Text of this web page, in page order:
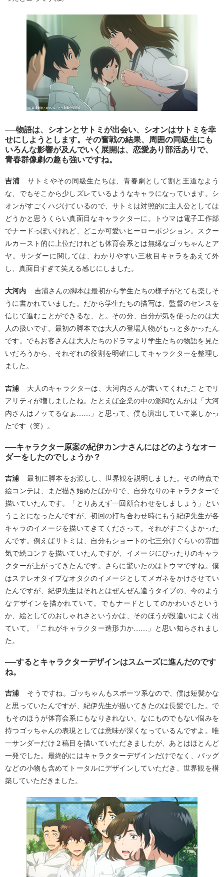
──物語は、シオンとサトミが出会い、シオンはサトミを幸
せにしようとします。その奮戦の結果、周囲の同級生にも
いろんな影響が及んでいく展開は、恋愛あり部活ありで、
青春群像劇の趣も強いですね。
吉浦
サトミやその同級生たちは、青春劇として割と王道なよう
な、でもそこから少しズレているようなキャラになっています。シ
オンがすごくハジけているので、サトミは対照的に主人公としては
どうかと思うくらい真面目なキャラクターに。トウマは電子工作部
でナードっぽいけれど、どこか可愛いヒーローポジション。スクー
ルカースト的に上位だけれども体育会系とは無縁なゴッちゃんとア
ヤ。サンダーに関しては、わかりやすい三枚目キャラをあえて外
し、真面目すぎて笑える感じにしました。
大河内
吉浦さんの脚本は最初から学生たちの様子がとても楽しそ
うに書かれていました。だから学生たちの描写は、監督のセンスを
信じて進むことができるな、と。その分、自分が気を使ったのは大
人の扱いです。最初の脚本では大人の登場人物がもっと多かったん
です。でもお客さんは大人たちのドラマより学生たちの物語を見た
いだろうから、それぞれの役割を明確にしてキャラクターを整理し
ました。
吉浦
大人のキャラクターは、大河内さんが書いてくれたことでリ
アリティが増しましたね。たとえば企業の中の派閥なんかは「大河
内さんはノッてるなぁ……」と思って、僕も演出していて楽しかっ
たです（笑）。
──キャラクター原案の紀伊カンナさんにはどのようなオー
ダーをしたのでしょうか？
吉浦
最初に脚本をお渡しし、世界観を説明しました。その時点で
絵コンテは、まだ描き始めたばかりで、自分なりのキャラクターで
描いていたんです。「とりあえず一回顔合わせをしましょう」とい
うことになったんですが、初回の打ち合わせ時にもう紀伊先生が各
キャラのイメージを描いてきてくださって。それがすごくよかった
んです。例えばサトミは、自分もショートの七三分けぐらいの雰囲
気で絵コンテを描いていたんですが、イメージにぴったりのキャラ
クターが上がってきたんです。さらに驚いたのはトウマですね。僕
はステレオタイプなオタクのイメージとしてメガネをかけさせてい
たんですが、紀伊先生はそれとはぜんぜん違うタイプの、今のよう
なデザインを描かれていて。でもナードとしてのかわいさという
か、絵としてのおしゃれさというかは、そのほうが段違いによく出
ていて。「これがキャラクター造形力か……」と思い知らされまし
た。
──するとキャラクターデザインはスムーズに進んだのです
ね。
吉浦
そうですね。ゴッちゃんもスポーツ系なので、僕は短髪かな
と思っていたんですが、紀伊先生が描いてきたのは長髪でした。で
もそのほうが体育会系にもなりきれない、なにものでもない悩みを
持つゴッちゃんの表現としては意味が深くなっているんですよ。唯
一サンダーだけ２稿目を描いていただきましたが、あとはほとんど
一発でした。最終的にはキャラクターデザインだけでなく、バッグ
などの小物も含めてトータルにデザインしていただき、世界観を構
築していただきました。